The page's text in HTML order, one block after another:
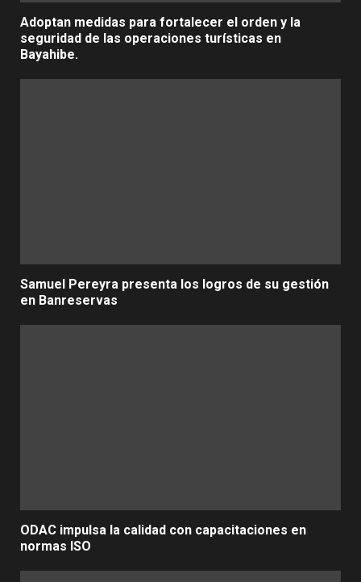
Adoptan medidas para fortalecer el orden y la
seguridad de las operaciones turísticas en
Bayahibe.
Samuel Pereyra presenta los logros de su gestión
en Banreservas
ODAC impulsa la calidad con capacitaciones en
normas ISO